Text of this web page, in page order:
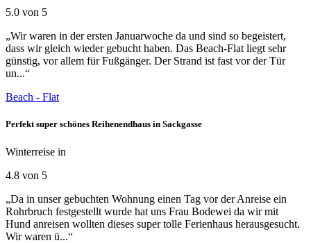
5.0 von 5
„Wir waren in der ersten Januarwoche da und sind so begeistert,
dass wir gleich wieder gebucht haben. Das Beach-Flat liegt sehr
günstig, vor allem für Fußgänger. Der Strand ist fast vor der Tür
un...“
Beach - Flat
Perfekt super schönes Reihenendhaus in Sackgasse
Winterreise in
4.8 von 5
„Da in unser gebuchten Wohnung einen Tag vor der Anreise ein
Rohrbruch festgestellt wurde hat uns Frau Bodewei da wir mit
Hund anreisen wollten dieses super tolle Ferienhaus herausgesucht.
Wir waren ü...“